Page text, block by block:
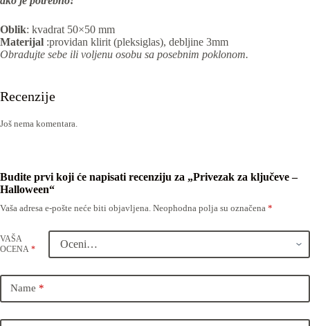
Oblik: kvadrat 50×50 mm
Materijal :providan klirit (pleksiglas), debljine 3mm
Obradujte sebe ili voljenu osobu sa posebnim poklonom.
Recenzije
Još nema komentara.
Budite prvi koji će napisati recenziju za „Privezak za ključeve –
Halloween“
Vaša adresa e-pošte neće biti objavljena. Neophodna polja su označena *
VAŠA
OCENA *
Name *